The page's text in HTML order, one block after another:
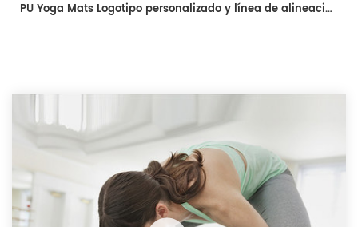
PU Yoga Mats Logotipo personalizado y línea de alineación